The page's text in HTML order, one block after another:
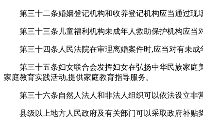
第三十二条婚姻登记机构和收养登记机构应当通过现
第三十三条儿童福利机构未成年人救助保护机构应当
第三十四条人民法院在审理离婚案件时,应当对有未成
第三十五条妇女联合会发挥妇女在弘扬中华民族家
家庭教育实践活动,提供家庭教育指导服务。
第三十六条自然人法人和非法人组织可以依法设立非
县级以上地方人民政府及有关部门可以采取政府补贴